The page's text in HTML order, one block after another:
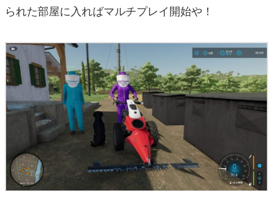
られた部屋に入ればマルチプレイ開始や！